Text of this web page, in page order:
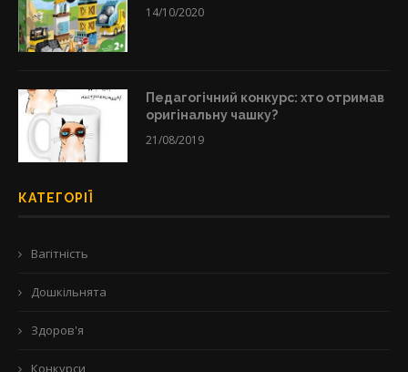
14/10/2020
Педагогічний конкурс: хто отримав
оригінальну чашку?
21/08/2019
КАТЕГОРІЇ
Вагітність
Дошкільнята
Здоров'я
Конкурси